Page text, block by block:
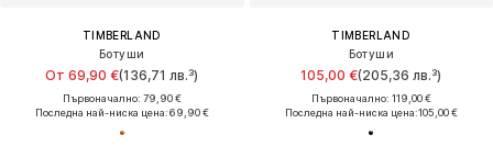
TIMBERLAND
Ботуши
От 69,90 €(136,71 лв.³)
Първоначално: 79,90 €
Последна най-ниска цена:69,90 €
TIMBERLAND
Ботуши
105,00 €(205,36 лв.³)
Първоначално: 119,00 €
Последна най-ниска цена:105,00 €